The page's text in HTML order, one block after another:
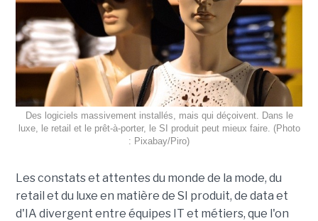
Des logiciels massivement installés, mais qui déçoivent. Dans le
luxe, le retail et le prêt-à-porter, le SI produit peut mieux faire. (Photo
: Pixabay/Piro)
Les constats et attentes du monde de la mode, du
retail et du luxe en matière de SI produit, de data et
d'IA divergent entre équipes IT et métiers, que l'on